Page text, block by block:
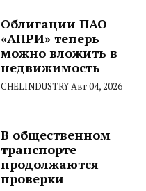
Облигации ПАО
«АПРИ» теперь
можно вложить в
недвижимость
CHELINDUSTRYАвг 04, 2026
В общественном
транспорте
продолжаются
проверки